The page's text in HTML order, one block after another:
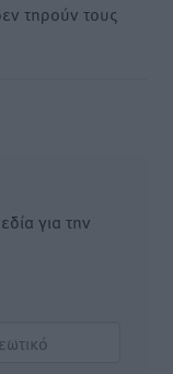
τηρούν τους
για την